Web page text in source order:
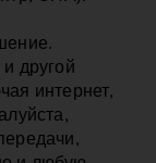
другой
интернет,